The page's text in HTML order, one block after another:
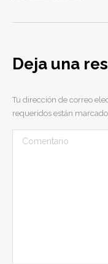
Deja una
Tu dirección de correo
requeridos están
Comentario